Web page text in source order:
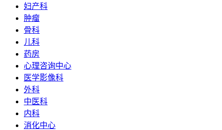
妇产科
肿瘤
骨科
儿科
药房
心理咨询中心
医学影像科
外科
中医科
内科
消化中心